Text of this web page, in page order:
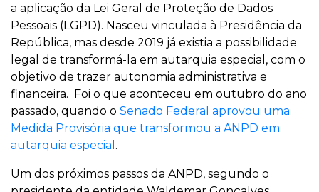
a aplicação da Lei Geral de Proteção de Dados
Pessoais (LGPD). Nasceu vinculada à Presidência da
República, mas desde 2019 já existia a possibilidade
legal de transformá-la em autarquia especial, com o
objetivo de trazer autonomia administrativa e
financeira. Foi o que aconteceu em outubro do ano
passado, quando o Senado Federal aprovou uma
Medida Provisória que transformou a ANPD em
autarquia especial .
Um dos próximos passos da ANPD, segundo o